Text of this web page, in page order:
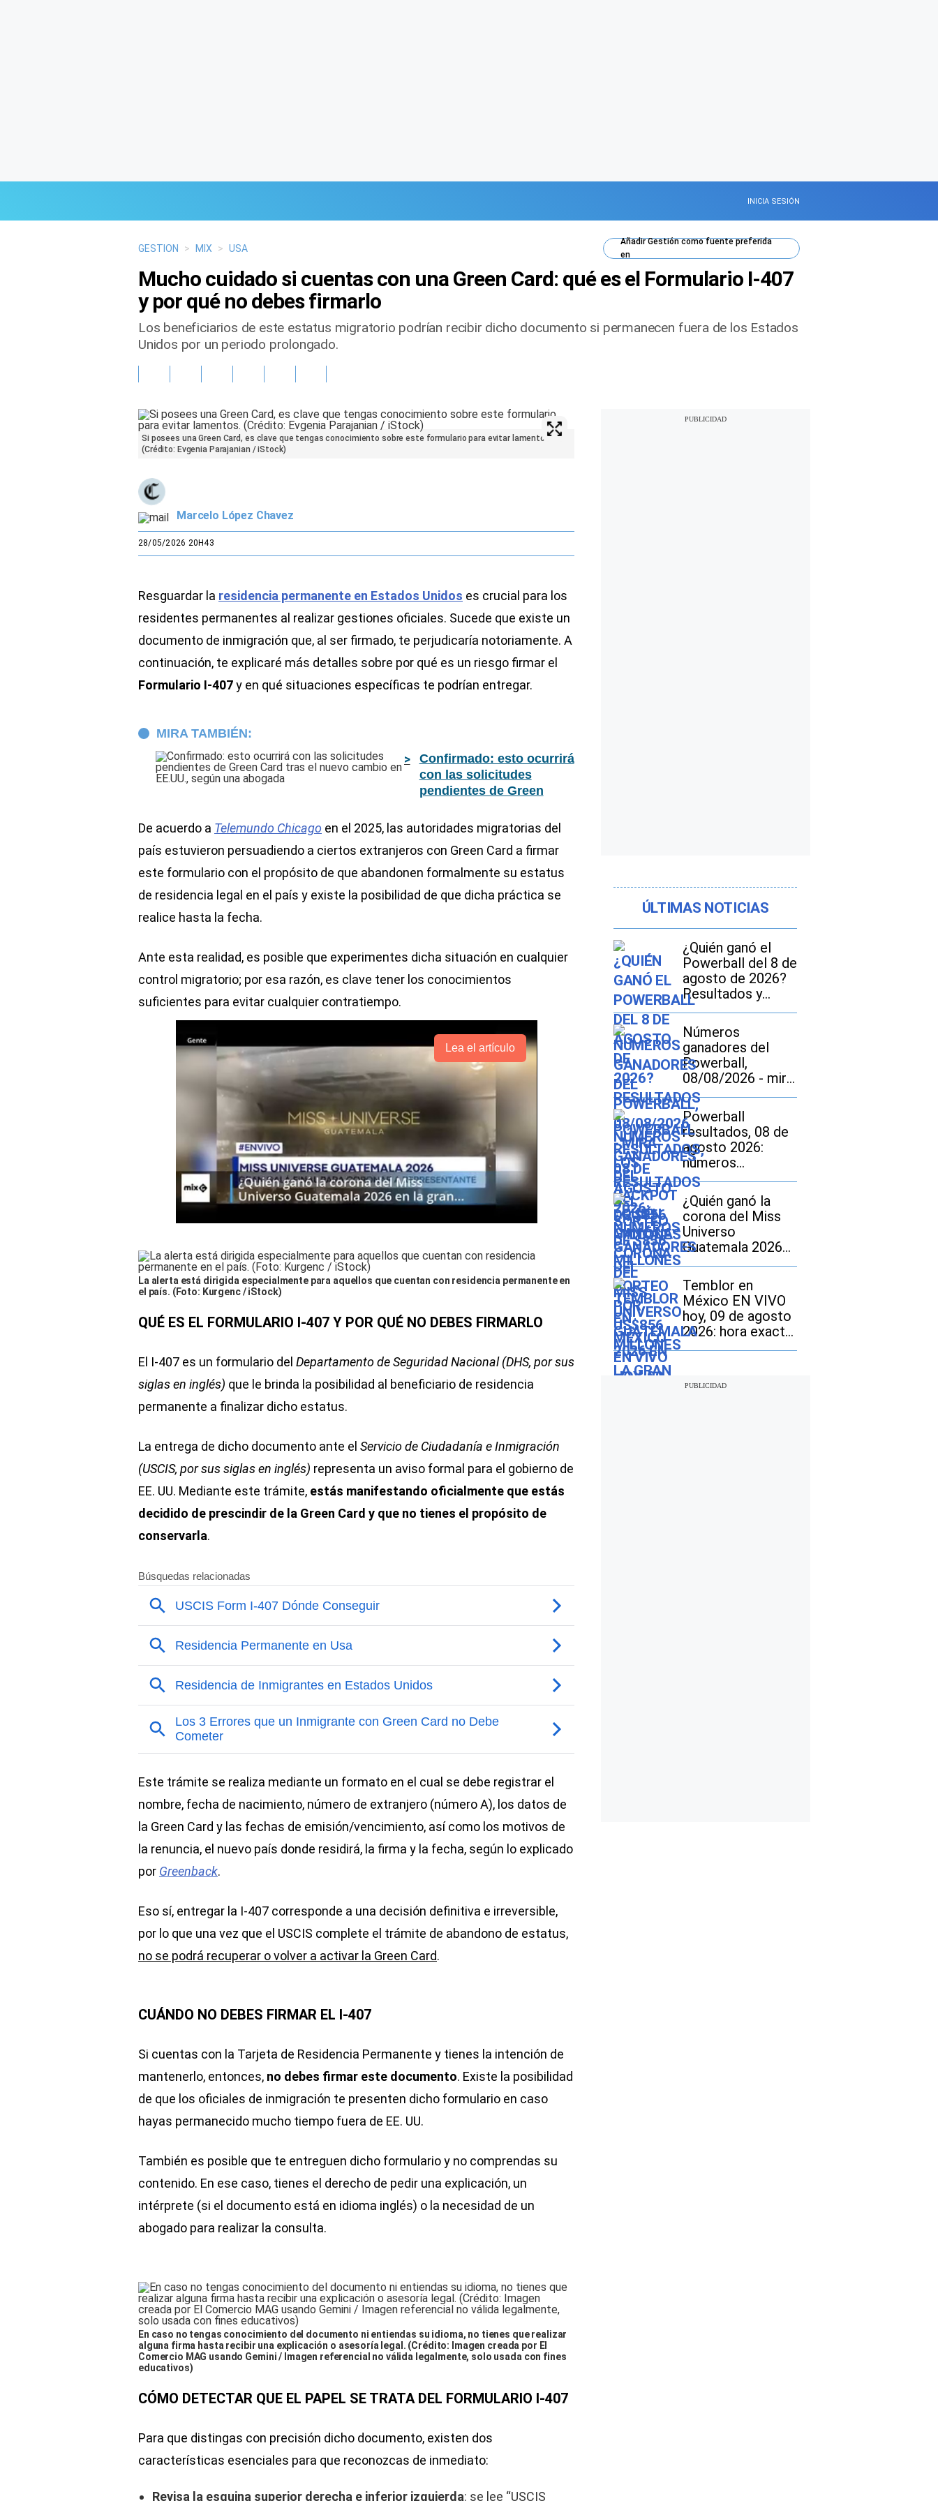
INICIA SESIÓN
GESTION > MIX > USA
AñadirGestióncomo fuente preferida
en
Mucho cuidado si cuentas con una Green Card: qué es el Formulario I-407
y por qué no debes firmarlo
Los beneficiarios de este estatus migratorio podrían recibir dicho documento si permanecen fuera de los Estados
Unidos por un periodo prolongado.
Si posees una Green Card, es clave que tengas conocimiento sobre este formulario para evitar lamentos.
(Crédito: Evgenia Parajanian / iStock)
Marcelo López Chavez
28/05/2026 20H43
Resguardar la residencia permanente en Estados Unidos es crucial para los
residentes permanentes al realizar gestiones oficiales. Sucede que existe un
documento de inmigración que, al ser firmado, te perjudicaría notoriamente. A
continuación, te explicaré más detalles sobre por qué es un riesgo firmar el
Formulario I-407y en qué situaciones específicas te podrían entregar.
MIRA TAMBIÉN:
Confirmado: esto ocurrirá
con las solicitudes
pendientes de Green
cambio en EE.UU., según
una abogada
De acuerdo a Telemundo Chicago en el 2025, las autoridades migratorias del
país estuvieron persuadiendo a ciertos extranjeros con Green Card a firmar
este formulario con el propósito de que abandonen formalmente su estatus
de residencia legal en el país y existe la posibilidad de que dicha práctica se
realice hasta la fecha.
Ante esta realidad, es posible que experimentes dicha situación en cualquier
control migratorio; por esa razón, es clave tener los conocimientos
suficientes para evitar cualquier contratiempo.
Lea el artículo
La alerta está dirigida especialmente para aquellos que cuentan con residencia permanente en
el país. (Foto: Kurgenc / iStock)
QUÉ ES EL FORMULARIO I-407 Y POR QUÉ NO DEBES FIRMARLO
El I-407 es un formulario del Departamento de Seguridad Nacional (DHS, por sus
siglas en inglés) que le brinda la posibilidad al beneficiario de residencia
permanente a finalizar dicho estatus.
La entrega de dicho documento ante el Servicio de Ciudadanía e Inmigración
(USCIS, por sus siglas en inglés) representa un aviso formal para el gobierno de
EE. UU. Mediante este trámite, estás manifestando oficialmente que estás
decidido de prescindir de la Green Card y que no tienes el propósito de
conservarla.
Este trámite se realiza mediante un formato en el cual se debe registrar el
nombre, fecha de nacimiento, número de extranjero (número A), los datos de
la Green Card y las fechas de emisión/vencimiento, así como los motivos de
la renuncia, el nuevo país donde residirá, la firma y la fecha, según lo explicado
por Greenback.
Eso sí, entregar la I-407 corresponde a una decisión definitiva e irreversible,
por lo que una vez que el USCIS complete el trámite de abandono de estatus,
no se podrá recuperar o volver a activar la Green Card.
CUÁNDO NO DEBES FIRMAR EL I-407
Si cuentas con la Tarjeta de Residencia Permanente y tienes la intención de
mantenerlo, entonces, no debes firmar este documento. Existe la posibilidad
de que los oficiales de inmigración te presenten dicho formulario en caso
hayas permanecido mucho tiempo fuera de EE. UU.
También es posible que te entreguen dicho formulario y no comprendas su
contenido. En ese caso, tienes el derecho de pedir una explicación, un
intérprete (si el documento está en idioma inglés) o la necesidad de un
abogado para realizar la consulta.
En caso no tengas conocimiento del documento ni entiendas su idioma, no tienes que realizar
alguna firma hasta recibir una explicación o asesoría legal. (Crédito: Imagen creada por El
Comercio MAG usando Gemini / Imagen referencial no válida legalmente, solo usada con fines
educativos)
CÓMO DETECTAR QUE EL PAPEL SE TRATA DEL FORMULARIO I-407
Para que distingas con precisión dicho documento, existen dos
características esenciales para que reconozcas de inmediato:
Revisa la esquina superior derecha e inferior izquierda: se lee “USCIS
ÚLTIMAS NOTICIAS
¿Quién ganó el
Powerball del 8 de
agosto de 2026?
Resultados y
números
ganadores del
jackpot de $856
millones
Números
ganadores del
Powerball,
08/08/2026 - mira
los resultados del
sorteo de $856
millones
Powerball
resultados, 08 de
agosto 2026:
números
ganadores del
sorteo por
US$856 millones
¿Quién ganó la
corona del Miss
Universo
Guatemala 2026
en la gran final?
Temblor en
México EN VIVO
hoy, 09 de agosto
2026: hora exacta,
magnitud y dónde